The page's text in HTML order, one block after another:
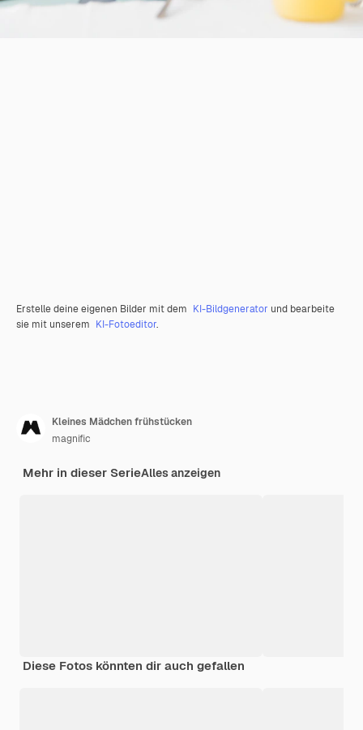
Erstelle deine eigenen Bilder mit dem KI-Bildgenerator und bearbeite
sie mit unserem KI-Fotoeditor.
Kleines Mädchen frühstücken
magnific
Mehr in dieser SerieAlles anzeigen
Diese Fotos könnten dir auch gefallen